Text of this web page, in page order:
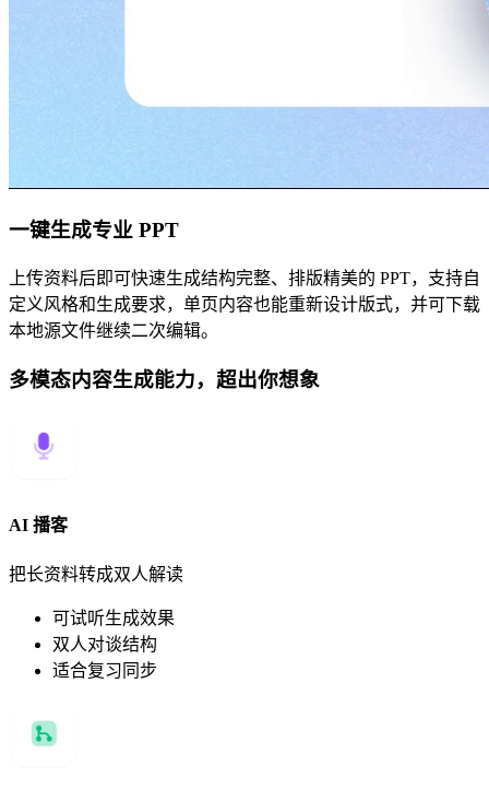
一键生成专业 PPT
上传资料后即可快速生成结构完整、排版精美的 PPT，支持自
定义风格和生成要求，单页内容也能重新设计版式，并可下载
本地源文件继续二次编辑。
多模态内容生成能力，超出你想象
AI 播客
把长资料转成双人解读
可试听生成效果
双人对谈结构
适合复习同步